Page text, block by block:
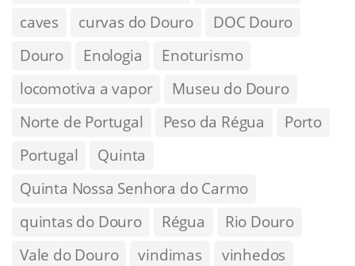
caves
curvas do Douro
DOC Douro
Douro
Enologia
Enoturismo
locomotiva a vapor
Museu do Douro
Norte de Portugal
Peso da Régua
Porto
Portugal
Quinta
Quinta Nossa Senhora do Carmo
quintas do Douro
Régua
Rio Douro
Vale do Douro
vindimas
vinhedos